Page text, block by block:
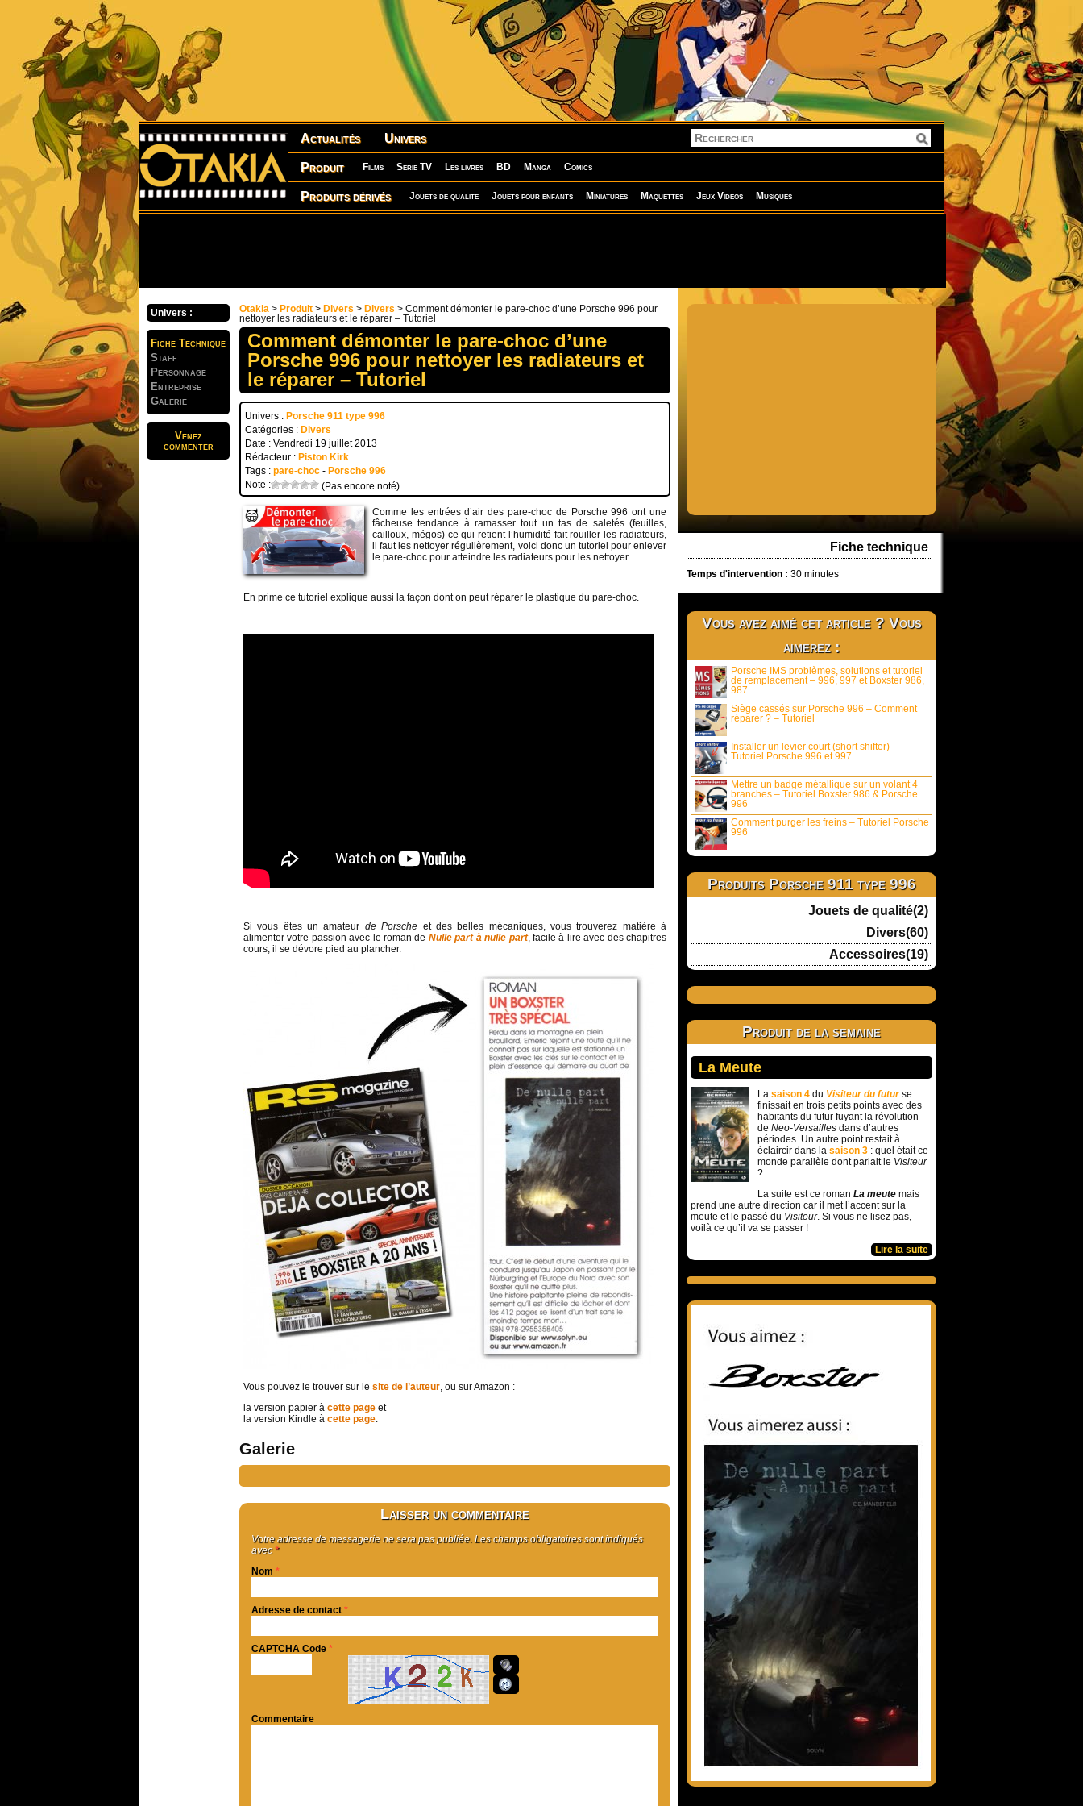
Actualités Univers
Produit Films Série TV Les livres BD Manga Comics
Produits dérivés Jouets de qualité Jouets pour enfants Miniatures Maquettes Jeux Vidéos Musiques
Univers :
Fiche Technique
Staff
Personnage
Entreprise
Galerie
Venez
commenter
Otakia > Produit > Divers > Divers > Comment démonter le pare-choc d’une Porsche 996 pour
nettoyer les radiateurs et le réparer – Tutoriel
Comment démonter le pare-choc d’une
Porsche 996 pour nettoyer les radiateurs et
le réparer – Tutoriel
Univers : Porsche 911 type 996
Catégories : Divers
Date : Vendredi 19 juillet 2013
Rédacteur : Piston Kirk
Tags : pare-choc - Porsche 996
Note :
(Pas encore noté)
Comme les entrées d’air des pare-choc de Porsche 996 ont une
fâcheuse tendance à ramasser tout un tas de saletés (feuilles,
cailloux, mégos) ce qui retient l’humidité fait rouiller les radiateurs,
il faut les nettoyer régulièrement, voici donc un tutoriel pour enlever
le pare-choc pour atteindre les radiateurs pour les nettoyer.
En prime ce tutoriel explique aussi la façon dont on peut réparer le plastique du pare-choc.
Si vous êtes un amateur de Porsche et des belles mécaniques, vous trouverez matière à
alimenter votre passion avec le roman de Nulle part à nulle part, facile à lire avec des chapitres
cours, il se dévore pied au plancher.
Vous pouvez le trouver sur le site de l’auteur, ou sur Amazon :
la version papier à cette page et
la version Kindle à cette page.
Galerie
Laisser un commentaire
Votre adresse de messagerie ne sera pas publiée. Les champs obligatoires sont indiqués
avec*
Nom *
Adresse de contact *
CAPTCHA Code *
Commentaire
Fiche technique
Temps d'intervention : 30 minutes
Vous avez aimé cet article ? Vous
aimerez :
Porsche IMS problèmes, solutions et tutoriel
de remplacement – 996, 997 et Boxster 986,
987
Siège cassés sur Porsche 996 – Comment
réparer ? – Tutoriel
Installer un levier court (short shifter) –
Tutoriel Porsche 996 et 997
Mettre un badge métallique sur un volant 4
branches – Tutoriel Boxster 986 & Porsche
996
Comment purger les freins – Tutoriel Porsche
996
Produits Porsche 911 type 996
Jouets de qualité(2)
Divers(60)
Accessoires(19)
Produit de la semaine
La Meute
La saison 4 du Visiteur du futurse
finissait en trois petits points avec des
habitants du futur fuyant la révolution
de Neo-Versailles dans d’autres
périodes. Un autre point restait à
éclaircir dans la saison 3 : quel était ce
monde parallèle dont parlait le Visiteur
?
La suite est ce roman La meute mais
prend une autre direction car il met l’accent sur la
meute et le passé du Visiteur. Si vous ne lisez pas,
voilà ce qu’il va se passer !
Lire la suite